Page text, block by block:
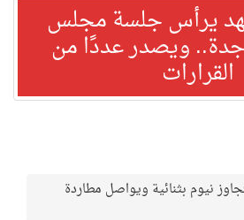
يرأس جلسة مجلس
جدة.. ويصدر عددًا من
القرارات
نيوم بثنائية ويواصل مطاردة